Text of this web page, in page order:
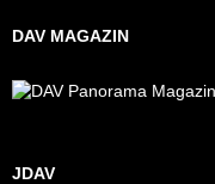
DAV MAGAZIN
JDAV